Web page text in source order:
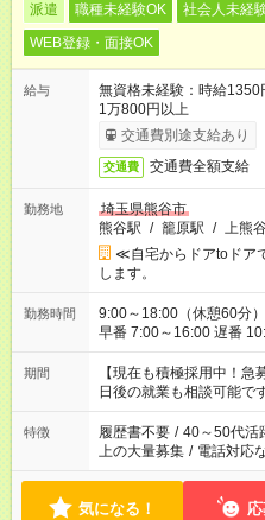
派遣 職種未経験OK 社会人未経
WEB登録・面接OK
給与
無資格未経験：時給
1万800円以上
交通費別途支給あり
交通費 交通費全額支給
勤務地
埼玉県熊谷市
熊谷駅 / 籠原駅 / 上熊
≪自宅からドアtoドア
します。
勤務時間
9:00～18:00（休憩60分） ■ご希望があれば下記シフトもOK！
早番 7:00～16:00 遅番 10:00～19:00 「家
い」 「余裕を持って夕
たくない」 など、ご希望を教え
の方へ 今ご覧のお仕事で
の勤務時間。 合計で週
期間
【現在も積極採用中！
日後の就業も相談可能で
特徴 履歴書不要 / 40～50代活
上の大量募集 / 電話対応
気になる！